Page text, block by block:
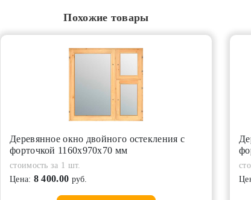
Похожие товары
Деревянное окно двойного остекления с
форточкой 1160х970х70 мм
стоимость за 1 шт.
Цена: 8 400.00 руб.